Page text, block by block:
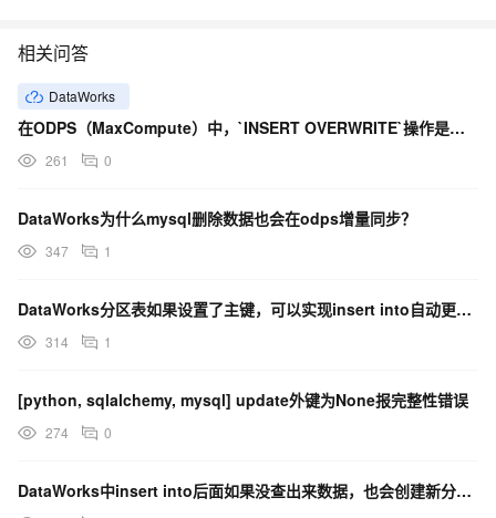
相关问答
DataWorks
在ODPS（MaxCompute）中，`INSERT OVERWRITE`操作是什么？
261 0
DataWorks为什么mysql删除数据也会在odps增量同步？
347 1
DataWorks分区表如果设置了主键，可以实现insert into自动更新主键数据的效果吗？
314 1
[python, sqlalchemy, mysql] update外键为None报完整性错误
274 0
DataWorks中insert into后面如果没查出来数据，也会创建新分区吗？